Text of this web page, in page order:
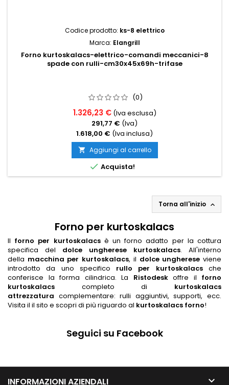
Codice prodotto: ks-8 elettrico
Marca: Elangrill
Forno kurtoskalacs-elettrico-comandi meccanici-8
spade con rulli-cm30x45x69h-trifase
(0)
1.326,23 € (Iva esclusa)
291,77 € (Iva)
1.618,00 € (Iva inclusa)
 Aggiungi al carrello
 Acquista!
Torna all'inizio 
Forno per kurtoskalacs
Il forno per kurtoskalacsè un forno adatto per la cottura
specifica del dolce ungherese kurtoskalacs. All'interno
della macchina per kurtoskalacs, il dolce ungherese viene
introdotto da uno specifico rullo per kurtoskalacsche
conferisce la forma cilindrica. La Ristodeskoffre il forno
kurtoskalacs completo di kurtoskalacs
attrezzatura complementare: rulli aggiuntivi, supporti, ecc.
Visita il il sito e scopri di più riguardo al kurtoskalacs forno!
Seguici su Facebook
INFORMAZIONI AZIENDALI 